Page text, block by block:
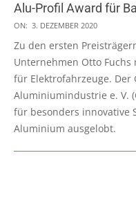
Alu-Profil Award für
2020-
12-
03
ON: 3. DEZEMBER 2020
Zu den ersten
Unternehmen Otto
für Elektrofahrzeuge. Der
Aluminiumindustrie e. V.
für besonders innovative
Aluminium ausgelobt.